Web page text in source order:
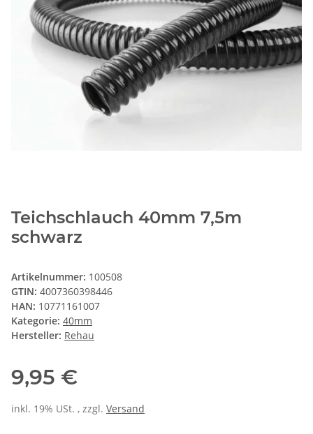
Teichschlauch 40mm 7,5m
schwarz
Artikelnummer: 100508
GTIN: 4007360398446
HAN: 10771161007
Kategorie: 40mm
Hersteller: Rehau
9,95 €
inkl. 19% USt. , zzgl. Versand